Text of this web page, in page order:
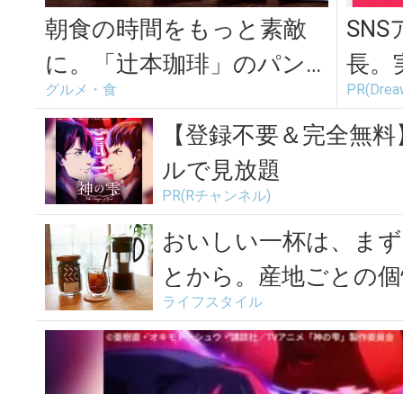
朝食の時間をもっと素敵
に。「辻本珈琲」のパン
に合わせたドリップコー
ヒー「ぱんじか...
グルメ・食
SNS
長。
てま
【登録不要＆完全無
ルで見放題
PR(Rチャンネル)
おいしい一杯は、ま
とから。産地ごとの
ヒー...
ライフスタイル